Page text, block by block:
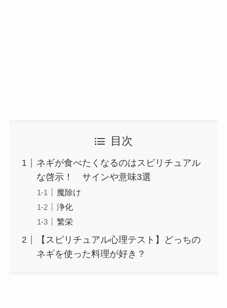
目次
ネギが食べたくなるのはスピリチュアル
な啓示！ サインや意味3選
魔除け
浄化
繁栄
【スピリチュアル心理テスト】どっちの
ネギを使った料理が好き？